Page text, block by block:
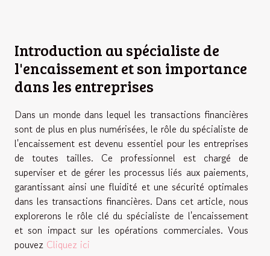
Introduction au spécialiste de
l'encaissement et son importance
dans les entreprises
Dans un monde dans lequel les transactions financières
sont de plus en plus numérisées, le rôle du spécialiste de
l'encaissement est devenu essentiel pour les entreprises
de toutes tailles. Ce professionnel est chargé de
superviser et de gérer les processus liés aux paiements,
garantissant ainsi une fluidité et une sécurité optimales
dans les transactions financières. Dans cet article, nous
explorerons le rôle clé du spécialiste de l'encaissement
et son impact sur les opérations commerciales. Vous
pouvez Cliquez ici